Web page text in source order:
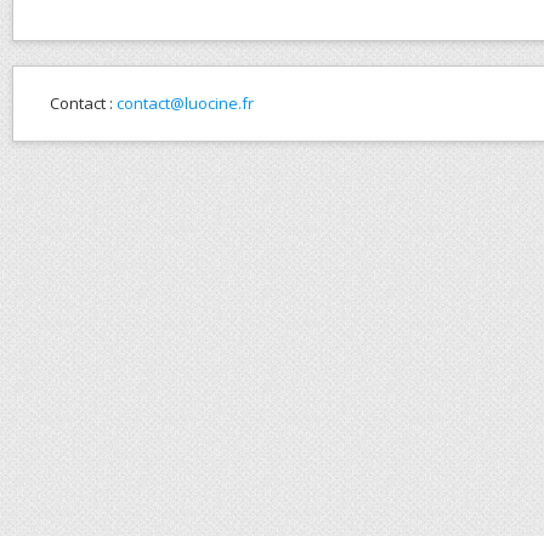
Contact : contact@luocine.fr